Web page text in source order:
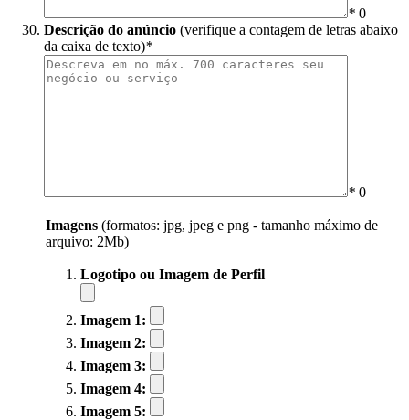
* 0
Descrição do anúncio (verifique a contagem de letras abaixo
da caixa de texto)*
* 0
Imagens (formatos: jpg, jpeg e png - tamanho máximo de
arquivo: 2Mb)
Logotipo ou Imagem de Perfil
Imagem 1:
Imagem 2:
Imagem 3:
Imagem 4:
Imagem 5: